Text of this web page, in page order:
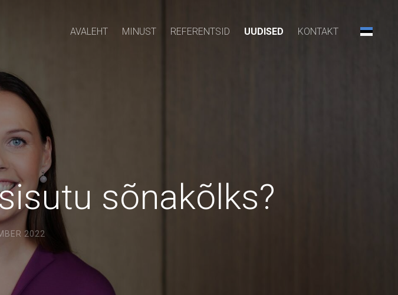
AVALEHT MINUST REFERENTSID UUDISED KONTAKT
sõnakõlks?
2022